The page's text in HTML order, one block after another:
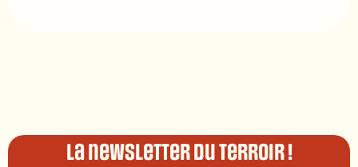
La newsletter du terroir !